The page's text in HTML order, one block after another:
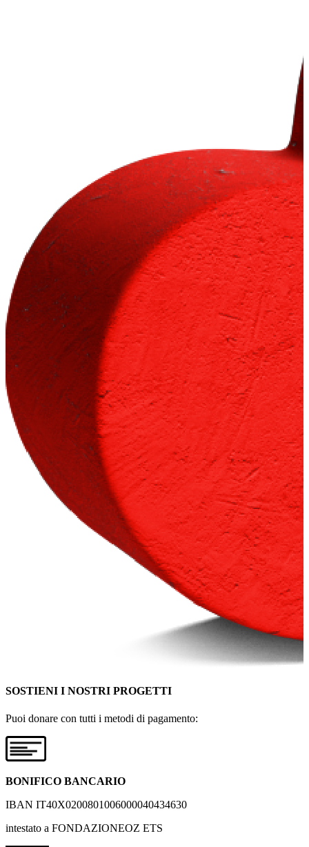
SOSTIENI I NOSTRI PROGETTI
Puoi donare con tutti i metodi di pagamento:
BONIFICO BANCARIO
IBAN IT40X0200801006000040434630
intestato a FONDAZIONEOZ ETS